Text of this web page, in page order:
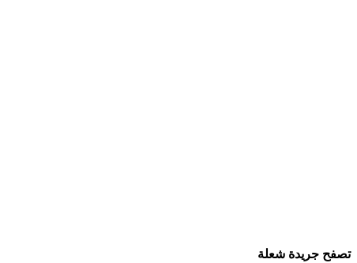
تصفح جريدة شعلة